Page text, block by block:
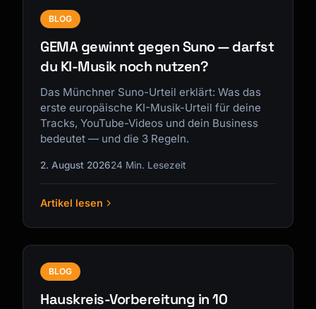
BLOG
GEMA gewinnt gegen Suno — darfst
du KI-Musik noch nutzen?
Das Münchner Suno-Urteil erklärt: Was das
erste europäische KI-Musik-Urteil für deine
Tracks, YouTube-Videos und dein Business
bedeutet — und die 3 Regeln.
2. August 202624 Min. Lesezeit
Artikel lesen
BLOG
Hauskreis-Vorbereitung in 10